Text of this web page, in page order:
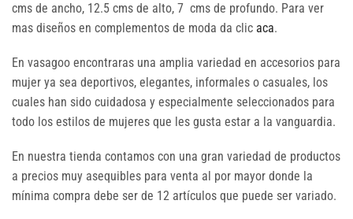
cms de ancho, 12.5 cms de alto, 7 cms de profundo. Para ver
mas diseños en complementos de moda da clic aca.
En vasagoo encontraras una amplia variedad en accesorios para
mujer ya sea deportivos, elegantes, informales o casuales, los
cuales han sido cuidadosa y especialmente seleccionados para
todo los estilos de mujeres que les gusta estar a la vanguardia.
En nuestra tienda contamos con una gran variedad de productos
a precios muy asequibles para venta al por mayor donde la
mínima compra debe ser de 12 artículos que puede ser variado.